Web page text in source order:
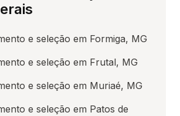
e seleção em Formiga, MG
e seleção em Frutal, MG
e seleção em Muriaé, MG
e seleção em Patos de